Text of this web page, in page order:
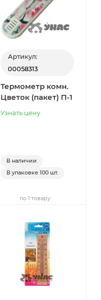
Артикул:
00058313
Термометр комн.
Цветок (пакет) П-1
Узнать цену
В наличии
В упаковке100 шт.
по 1 товару